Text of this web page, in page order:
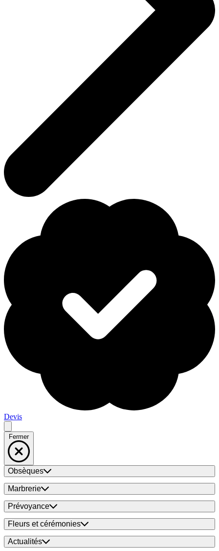
Devis
Fermer
Obsèques
Marbrerie
Prévoyance
Fleurs et cérémonies
Actualités